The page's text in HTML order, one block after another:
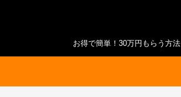
お得で簡単！30万円もらう方法